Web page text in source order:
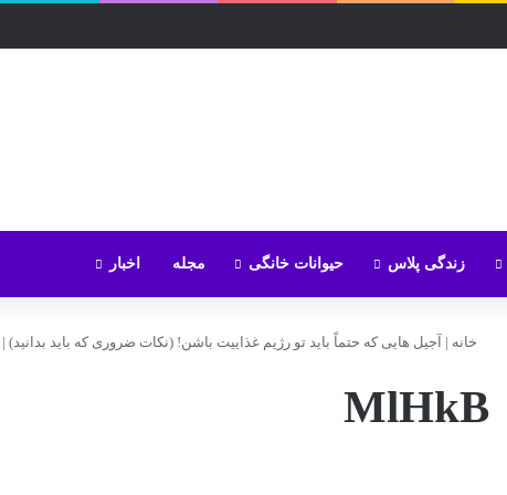
زندگی پلاس حیوانات خانگی مجله اخبار
خانه | آجیل‌ هایی که حتماً باید تو رژیم غذاییت باشن! (نکات ضروری که باید بدانید) |
MlHkB